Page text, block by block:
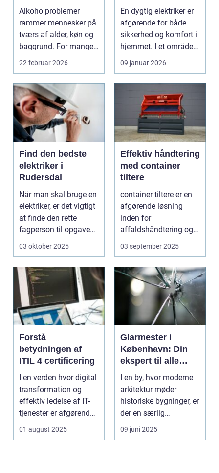
Alkoholproblemer
rammer mennesker på
tværs af alder, køn og
baggrund. For mange
22 februar 2026
rette fagmand til
opgaven
En dygtig elektriker er
afgørende for både
sikkerhed og komfort i
hjemmet. I et område
som Vedbæk, h...
09 januar 2026
Find den bedste
elektriker i
Rudersdal
Når man skal bruge en
elektriker, er det vigtigt
at finde den rette
fagperson til opgaven.
Is&...
03 oktober 2025
Effektiv håndtering
med container
tiltere
container tiltere er en
afgørende løsning
inden for
affaldshåndtering og
genanve...
03 september 2025
Forstå
betydningen af
ITIL 4 certificering
I en verden hvor digital
transformation og
effektiv ledelse af IT-
tjenester er afgørende,
01 august 2025
Glarmester i
København: Din
ekspert til alle
glasbehov
I en by, hvor moderne
arkitektur møder
historiske bygninger, er
der en særlig
ekspertis...
09 juni 2025